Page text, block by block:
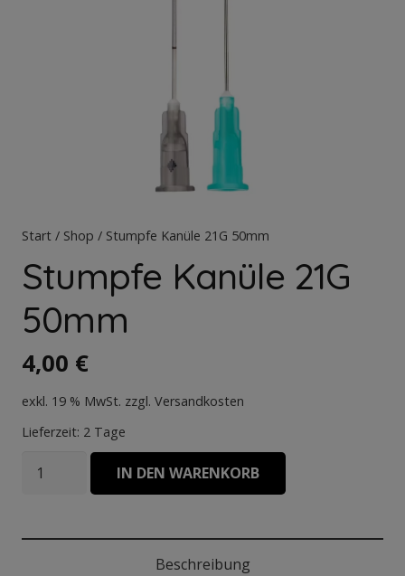
Start / Shop / Stumpfe Kanüle 21G 50mm
Stumpfe Kanüle 21G
50mm
4,00 €
exkl. 19 % MwSt. zzgl. Versandkosten
Lieferzeit: 2 Tage
IN DEN WARENKORB
Beschreibung